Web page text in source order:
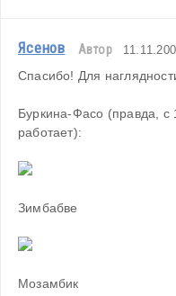
Ясенов Автор
Спасибо! Для
Буркина-Фасо (правда, с
работает):
Зимбабве
Мозамбик